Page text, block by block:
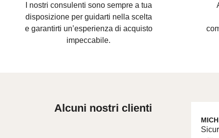
I nostri consulenti sono sempre a tua
disposizione per guidarti nella scelta
e garantirti un’esperienza di acquisto
impeccabile.
Alcuni nostri clienti